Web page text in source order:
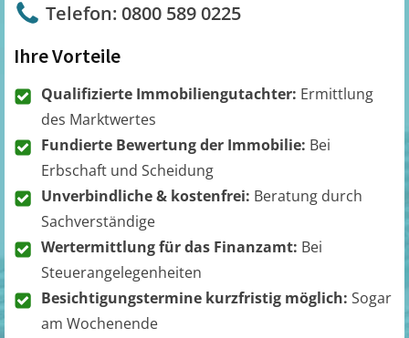
Telefon: 0800 589 0225
Ihre Vorteile
Qualifizierte Immobiliengutachter: Ermittlung
des Marktwertes
Fundierte Bewertung der Immobilie: Bei
Erbschaft und Scheidung
Unverbindliche & kostenfrei: Beratung durch
Sachverständige
Wertermittlung für das Finanzamt: Bei
Steuerangelegenheiten
Besichtigungstermine kurzfristig möglich: Sogar
am Wochenende